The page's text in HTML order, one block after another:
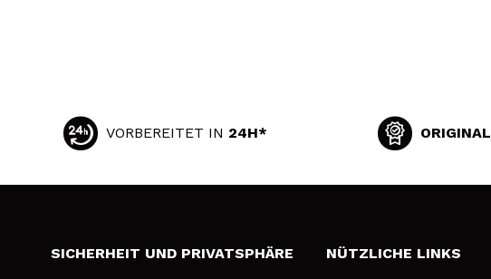
VORBEREITET IN 24H* ORIGINAL
SICHERHEIT UND PRIVATSPHÄRE NÜTZLICHE LINKS